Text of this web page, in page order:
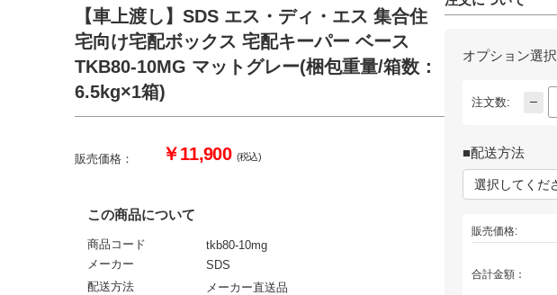
【車上渡し】SDS エス・ディ・エス 集合住
宅向け宅配ボックス 宅配キーパー ベース
TKB80-10MG マットグレー(梱包重量/箱数：
6.5kg×1箱)
販売価格： ￥11,900 (税込)
この商品について
商品コード
tkb80-10mg
メーカー
SDS
配送方法
メーカー直送品
オプション選択
注文数:
■配送方法
販売価格:
合計金額：